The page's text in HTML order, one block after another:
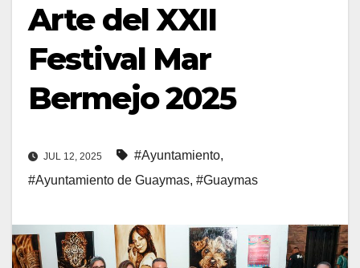
Arte del XXII
Festival Mar
Bermejo 2025
JUL 12, 2025 #Ayuntamiento,
#Ayuntamiento de Guaymas, #Guaymas